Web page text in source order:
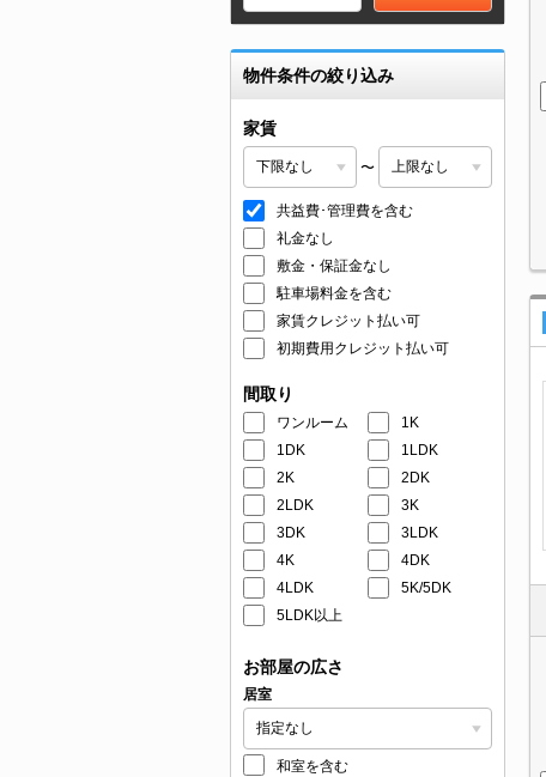
物件条件の絞り込み
家賃
〜
共益費･管理費を含む
礼金なし
敷金・保証金なし
駐車場料金を含む
家賃クレジット払い可
初期費用クレジット払い可
間取り
ワンルーム
1K
1DK
1LDK
2K
2DK
2LDK
3K
3DK
3LDK
4K
4DK
4LDK
5K/5DK
5LDK以上
お部屋の広さ
居室
和室を含む